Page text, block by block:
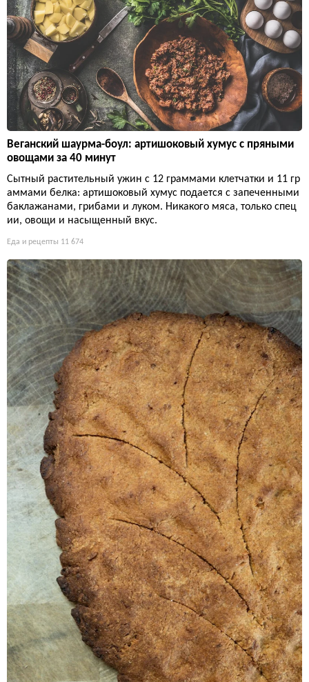
Веганский шаурма-боул: артишоковый хумус с пряными
овощами за 40 минут
Сытный растительный ужин с 12 граммами клетчатки и 11 гр
аммами белка: артишоковый хумус подается с запеченными
баклажанами, грибами и луком. Никакого мяса, только спец
ии, овощи и насыщенный вкус.
Еда и рецепты 11 674